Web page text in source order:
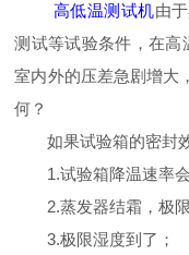
高低温测试机由
测试等试验条件，在
室内外的压差急剧增大
何？
如果试验箱的密封效
1.试验箱降温速率会
2.蒸发器结霜，极限
3.极限湿度到了；